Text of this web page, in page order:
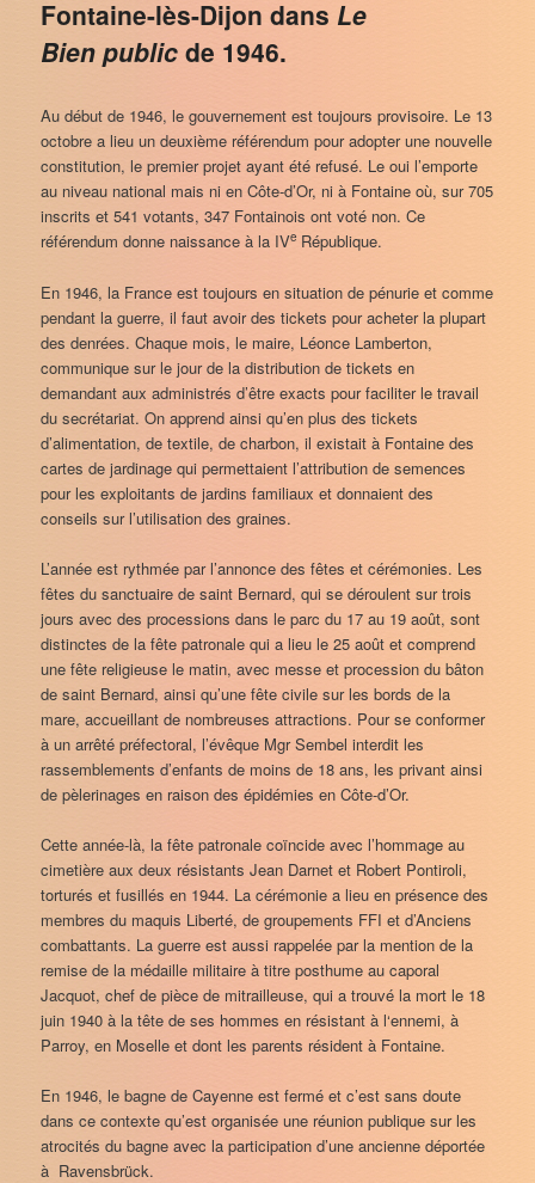
Fontaine-lès-Dijon dans Le
Bien public de 1946.
Au début de 1946, le gouvernement est toujours provisoire. Le 13
octobre a lieu un deuxième référendum pour adopter une nouvelle
constitution, le premier projet ayant été refusé. Le oui l’emporte
au niveau national mais ni en Côte-d’Or, ni à Fontaine où, sur 705
inscrits et 541 votants, 347 Fontainois ont voté non. Ce
référendum donne naissance à la IVe République.
En 1946, la France est toujours en situation de pénurie et comme
pendant la guerre, il faut avoir des tickets pour acheter la plupart
des denrées. Chaque mois, le maire, Léonce Lamberton,
communique sur le jour de la distribution de tickets en
demandant aux administrés d’être exacts pour faciliter le travail
du secrétariat. On apprend ainsi qu’en plus des tickets
d’alimentation, de textile, de charbon, il existait à Fontaine des
cartes de jardinage qui permettaient l’attribution de semences
pour les exploitants de jardins familiaux et donnaient des
conseils sur l’utilisation des graines.
L’année est rythmée par l’annonce des fêtes et cérémonies. Les
fêtes du sanctuaire de saint Bernard, qui se déroulent sur trois
jours avec des processions dans le parc du 17 au 19 août, sont
distinctes de la fête patronale qui a lieu le 25 août et comprend
une fête religieuse le matin, avec messe et procession du bâton
de saint Bernard, ainsi qu’une fête civile sur les bords de la
mare, accueillant de nombreuses attractions. Pour se conformer
à un arrêté préfectoral, l’évêque Mgr Sembel interdit les
rassemblements d’enfants de moins de 18 ans, les privant ainsi
de pèlerinages en raison des épidémies en Côte-d’Or.
Cette année-là, la fête patronale coïncide avec l’hommage au
cimetière aux deux résistants Jean Darnet et Robert Pontiroli,
torturés et fusillés en 1944. La cérémonie a lieu en présence des
membres du maquis Liberté, de groupements FFI et d’Anciens
combattants. La guerre est aussi rappelée par la mention de la
remise de la médaille militaire à titre posthume au caporal
Jacquot, chef de pièce de mitrailleuse, qui a trouvé la mort le 18
juin 1940 à la tête de ses hommes en résistant à l‘ennemi, à
Parroy, en Moselle et dont les parents résident à Fontaine.
En 1946, le bagne de Cayenne est fermé et c’est sans doute
dans ce contexte qu’est organisée une réunion publique sur les
atrocités du bagne avec la participation d’une ancienne déportée
à Ravensbrück.